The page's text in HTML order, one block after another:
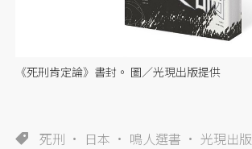
《死刑肯定論》書封。 圖／光現出版提供
死刑 日本 鳴人選書 光現出版